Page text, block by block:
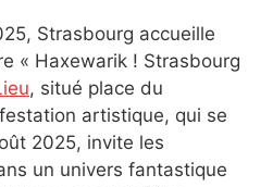
Strasbourg accueille
« Haxewarik ! Strasbourg
, situé place du
artistique, qui se
2025, invite les
un univers fantastique